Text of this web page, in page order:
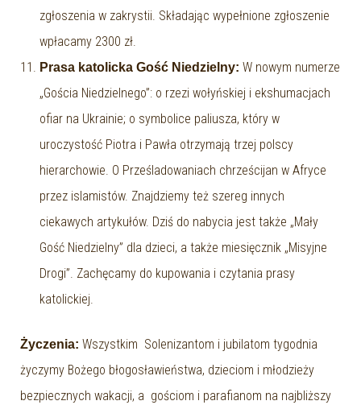
zgłoszenia w zakrystii. Składając wypełnione zgłoszenie
wpłacamy 2300 zł.
Prasa katolicka Gość Niedzielny: W nowym numerze
„Gościa Niedzielnego”: o rzezi wołyńskiej i ekshumacjach
ofiar na Ukrainie; o symbolice paliusza, który w
uroczystość Piotra i Pawła otrzymają trzej polscy
hierarchowie. O Prześladowaniach chrześcijan w Afryce
przez islamistów. Znajdziemy też szereg innych
ciekawych artykułów. Dziś do nabycia jest także „Mały
Gość Niedzielny” dla dzieci, a także miesięcznik „Misyjne
Drogi”. Zachęcamy do kupowania i czytania prasy
katolickiej.
Życzenia: Wszystkim Solenizantom i jubilatom tygodnia
życzymy Bożego błogosławieństwa, dzieciom i młodzieży
bezpiecznych wakacji, a gościom i parafianom na najbliższy